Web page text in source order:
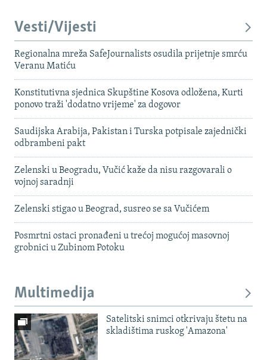
Vesti/Vijesti
Regionalna mreža SafeJournalists osudila prijetnje smrću
Veranu Matiću
Konstitutivna sjednica Skupštine Kosova odložena, Kurti
ponovo traži 'dodatno vrijeme' za dogovor
Saudijska Arabija, Pakistan i Turska potpisale zajednički
odbrambeni pakt
Zelenski u Beogradu, Vučić kaže da nisu razgovarali o
vojnoj saradnji
Zelenski stigao u Beograd, susreo se sa Vučićem
Posmrtni ostaci pronađeni u trećoj mogućoj masovnoj
grobnici u Zubinom Potoku
Multimedija
Satelitski snimci otkrivaju štetu na
skladištima ruskog 'Amazona'